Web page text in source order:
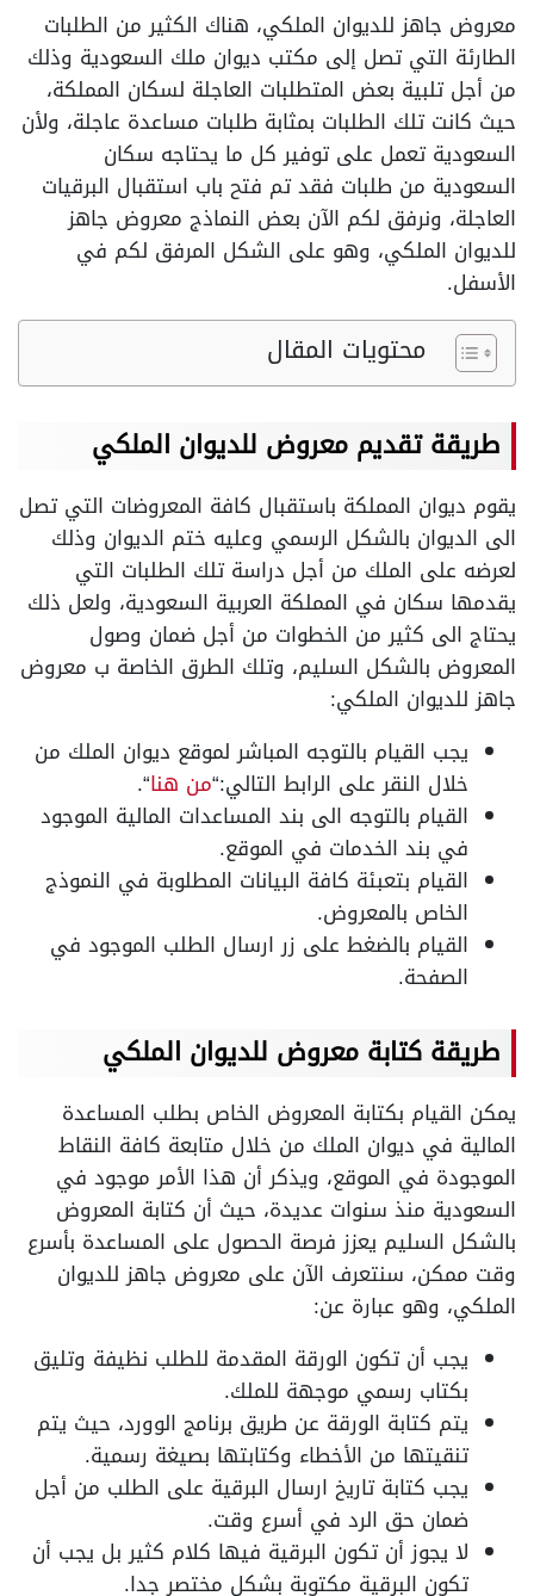
معروض جاهز للديوان الملكي، هناك الكثير من الطلبات
الطارئة التي تصل إلى مكتب ديوان ملك السعودية وذلك
من أجل تلبية بعض المتطلبات العاجلة لسكان المملكة،
حيث كانت تلك الطلبات بمثابة طلبات مساعدة عاجلة، ولأن
السعودية تعمل على توفير كل ما يحتاجه سكان
السعودية من طلبات فقد تم فتح باب استقبال البرقيات
العاجلة، ونرفق لكم الآن بعض النماذج معروض جاهز
للديوان الملكي، وهو على الشكل المرفق لكم في
الأسفل.
محتويات المقال
طريقة تقديم معروض للديوان الملكي
يقوم ديوان المملكة باستقبال كافة المعروضات التي تصل
الى الديوان بالشكل الرسمي وعليه ختم الديوان وذلك
لعرضه على الملك من أجل دراسة تلك الطلبات التي
يقدمها سكان في المملكة العربية السعودية، ولعل ذلك
يحتاج الى كثير من الخطوات من أجل ضمان وصول
المعروض بالشكل السليم، وتلك الطرق الخاصة ب معروض
جاهز للديوان الملكي:
يجب القيام بالتوجه المباشر لموقع ديوان الملك من
خلال النقر على الرابط التالي:“من هنا“.
القيام بالتوجه الى بند المساعدات المالية الموجود
في بند الخدمات في الموقع.
القيام بتعبئة كافة البيانات المطلوبة في النموذج
الخاص بالمعروض.
القيام بالضغط على زر ارسال الطلب الموجود في
الصفحة.
طريقة كتابة معروض للديوان الملكي
يمكن القيام بكتابة المعروض الخاص بطلب المساعدة
المالية في ديوان الملك من خلال متابعة كافة النقاط
الموجودة في الموقع، ويذكر أن هذا الأمر موجود في
السعودية منذ سنوات عديدة، حيث أن كتابة المعروض
بالشكل السليم يعزز فرصة الحصول على المساعدة بأسرع
وقت ممكن، سنتعرف الآن على معروض جاهز للديوان
الملكي، وهو عبارة عن:
يجب أن تكون الورقة المقدمة للطلب نظيفة وتليق
بكتاب رسمي موجهة للملك.
يتم كتابة الورقة عن طريق برنامج الوورد، حيث يتم
تنقيتها من الأخطاء وكتابتها بصيغة رسمية.
يجب كتابة تاريخ ارسال البرقية على الطلب من أجل
ضمان حق الرد في أسرع وقت.
لا يجوز أن تكون البرقية فيها كلام كثير بل يجب أن
تكون البرقية مكتوبة بشكل مختصر جدا.